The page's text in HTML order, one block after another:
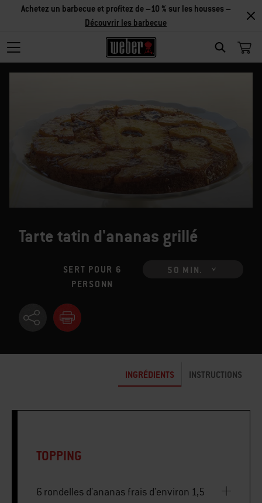
SEARCH
Achetez un barbecue et profitez de –10 % sur les housses –
Découvrir les barbecue
Tarte tatin d'ananas grillé
SERT POUR 6
PERSONN
50 MIN.
INGRÉDIENTS INSTRUCTIONS
TOPPING
6 rondelles d'ananas frais d'environ 1,5